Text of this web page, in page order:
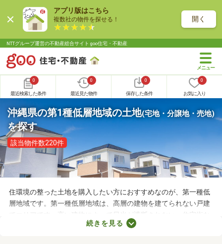
アプリ版はこちら
複数社の物件を探せる！ 開く
NTTグループ運営の不動産総合サイト goo住宅・不動産
0
最近検索した条件
0
最近見た物件
0
保存した条件
0
お気に入り
沖縄県の第1種低層地域の土地(宅地・分譲地・売地)
を探す
該当物件数220件
住環境の整った土地を購入したい方におすすめなのが、第一種低
層地域です。第一種低層地域は、高層の建物を建てられない戸建
てエリアです。高い建物によって日光が遮断されない、住宅街な
ので騒音トラブルが少ないなどのメリットがある地域なので、住
続きを見る